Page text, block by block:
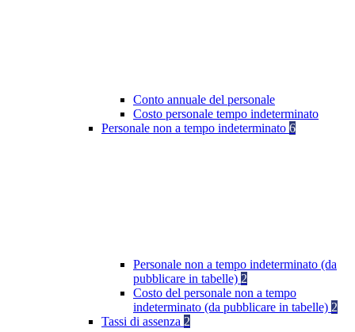
Conto annuale del personale
Costo personale tempo indeterminato
Personale non a tempo indeterminato 6
Personale non a tempo indeterminato (da
pubblicare in tabelle) 2
Costo del personale non a tempo
indeterminato (da pubblicare in tabelle) 2
Tassi di assenza 2